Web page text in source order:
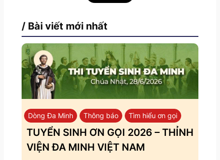
/ Bài viết mới nhất
Dòng Đa Minh Thông báo Tìm hiểu ơn gọi
TUYỂN SINH ƠN GỌI 2026 – THỈNH
VIỆN ĐA MINH VIỆT NAM